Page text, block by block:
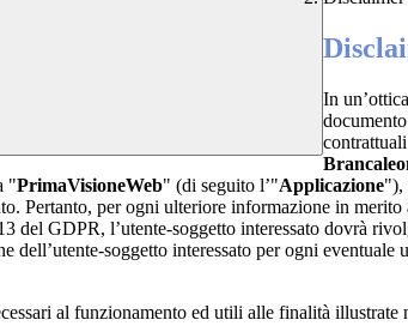
In
"PrimaVisioneWeb" (di seguito l’"Applicazione"),
Pertanto, per ogni ulteriore informazione in
GDPR, l’utente-soggetto interessato dovrà
soggetto interessato per ogni
al funzionamento ed utili alle finalità illustrate